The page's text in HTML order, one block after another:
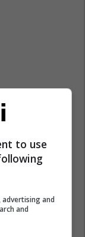
to use
and
and